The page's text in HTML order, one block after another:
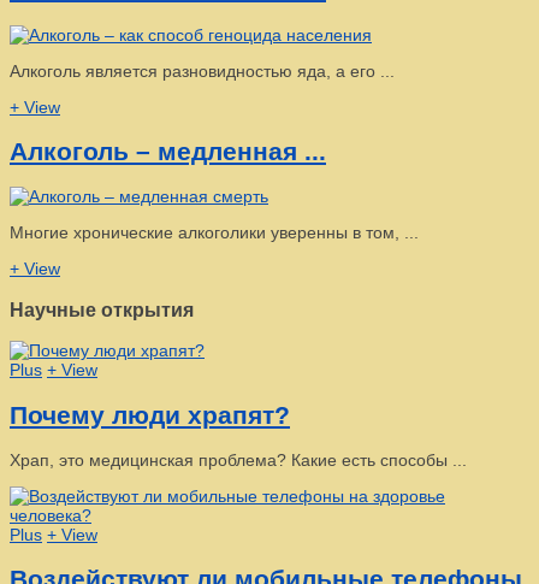
Алкоголь является разновидностью яда, а его ...
+ View
Алкоголь – медленная ...
Многие хронические алкоголики уверенны в том, ...
+ View
Научные открытия
Plus + View
Почему люди храпят?
Храп, это медицинская проблема? Какие есть способы ...
Plus + View